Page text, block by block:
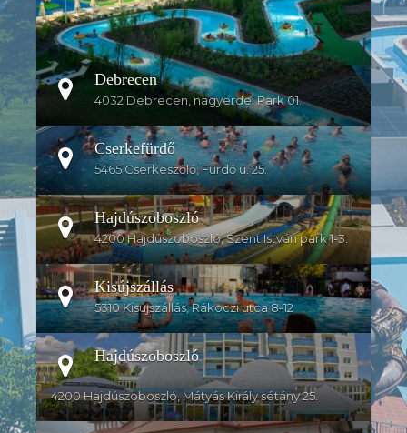
Debrecen
4032 Debrecen, nagyerdei Park 01.
Cserkefürdő
5465 Cserkeszőlő, Fürdő u. 25.
Hajdúszoboszló
4200 Hajdúszoboszló, Szent István park 1-3.
Kisújszállás
5310 Kisújszállás, Rákoczi utca 8-12
Hajdúszoboszló
4200 Hajdúszoboszló, Mátyás Király sétány 25.